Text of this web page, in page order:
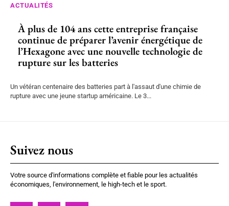
ACTUALITÉS
À plus de 104 ans cette entreprise française
continue de préparer l’avenir énergétique de
l’Hexagone avec une nouvelle technologie de
rupture sur les batteries
Un vétéran centenaire des batteries part à l'assaut d'une chimie de
rupture avec une jeune startup américaine. Le 3...
Suivez nous
Votre source d'informations complète et fiable pour les actualités
économiques, l'environnement, le high-tech et le sport.